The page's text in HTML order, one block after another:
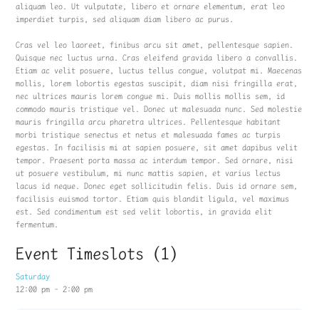
aliquam leo. Ut vulputate, libero et ornare elementum, erat leo
imperdiet turpis, sed aliquam diam libero ac purus.
Cras vel leo laoreet, finibus arcu sit amet, pellentesque sapien.
Quisque nec luctus urna. Cras eleifend gravida libero a convallis.
Etiam ac velit posuere, luctus tellus congue, volutpat mi. Maecenas
mollis, lorem lobortis egestas suscipit, diam nisi fringilla erat,
nec ultrices mauris lorem congue mi. Duis mollis mollis sem, id
commodo mauris tristique vel. Donec ut malesuada nunc. Sed molestie
mauris fringilla arcu pharetra ultrices. Pellentesque habitant
morbi tristique senectus et netus et malesuada fames ac turpis
egestas. In facilisis mi at sapien posuere, sit amet dapibus velit
tempor. Praesent porta massa ac interdum tempor. Sed ornare, nisi
ut posuere vestibulum, mi nunc mattis sapien, et varius lectus
lacus id neque. Donec eget sollicitudin felis. Duis id ornare sem,
facilisis euismod tortor. Etiam quis blandit ligula, vel maximus
est. Sed condimentum est sed velit lobortis, in gravida elit
fermentum.
Event Timeslots (1)
Saturday
12:00 pm - 2:00 pm